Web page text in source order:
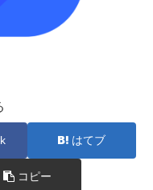
はてブ
コピー